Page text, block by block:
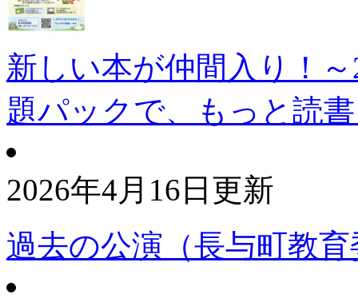
新しい本が仲間入り！
題パックで、もっと読
2026年4月16日更新
過去の公演（長与町教